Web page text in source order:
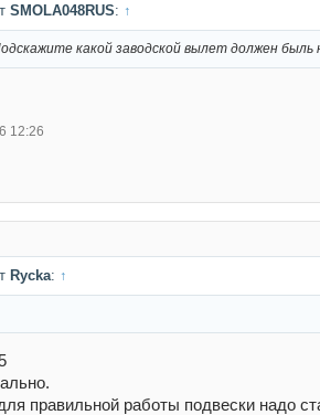
SMOLA048RUS: ↑
какой заводской вылет должен быль
12:26
Rycka: ↑
правильной работы подвески надо